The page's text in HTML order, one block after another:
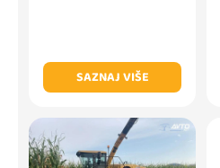
SAZNAJ VIŠE